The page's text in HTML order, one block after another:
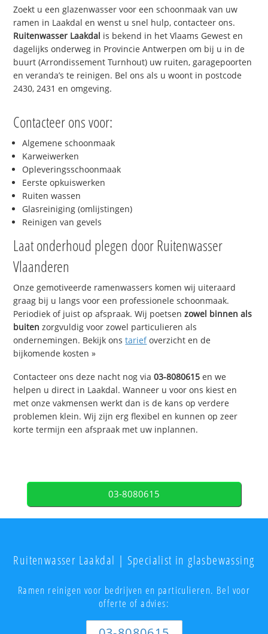
Zoekt u een glazenwasser voor een schoonmaak van uw
ramen in Laakdal en wenst u snel hulp, contacteer ons.
Ruitenwasser Laakdal is bekend in het Vlaams Gewest en
dagelijks onderweg in Provincie Antwerpen om bij u in de
buurt (Arrondissement Turnhout) uw ruiten, garagepoorten
en veranda’s te reinigen. Bel ons als u woont in postcode
2430, 2431 en omgeving.
Contacteer ons voor:
Algemene schoonmaak
Karweiwerken
Opleveringsschoonmaak
Eerste opkuiswerken
Ruiten wassen
Glasreiniging (omlijstingen)
Reinigen van gevels
Laat onderhoud plegen door Ruitenwasser
Vlaanderen
Onze gemotiveerde ramenwassers komen wij uiteraard
graag bij u langs voor een professionele schoonmaak.
Periodiek of juist op afspraak. Wij poetsenzowel binnen als
buiten zorgvuldig voor zowel particulieren als
ondernemingen. Bekijk onstariefoverzicht en de
bijkomende kosten »
Contacteer ons deze nacht nog via03-8080615 en we
helpen u direct in Laakdal. Wanneer u voor ons kiest en
met onze vakmensen werkt dan is de kans op verdere
problemen klein. Wij zijn erg flexibel en kunnen op zeer
korte termijn een afspraak met uw inplannen.
03-8080615
Ruitenwasser Laakdal | Specialist in glasbewassing
Ramen reinigen voor bedrijven en particulieren. Bel voor
offerte of advies: